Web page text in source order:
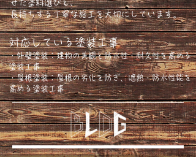
せた塗料選びと、
長持ちする丁寧な施工を大切にしています。
対応している塗装工事
・外壁塗装：建物の美観と防水性・耐久性を高める
塗装工事
・屋根塗装：屋根の劣化を防ぎ、遮熱・防水性能を
高める塗装工事